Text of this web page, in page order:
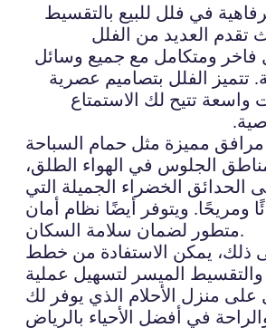
في فلل للبيع بالتقسيط
تقدم العديد من الفلل
ومتكامل مع جميع وسائل
تتميز الفلل بتصاميم عصرية
تتيح لك الاستمتاع
مميزة مثل حمام السباحة
الجلوس في الهواء الطلق،
الحدائق الخضراء الجميلة التي
ومريحًا. ويتوفر أيضًا نظام أمان
متطور لضمان سلامة السكان.
ذلك، يمكن الاستفادة من خطط
والتقسيط الميسر لتسهيل عملية
منزل الأحلام الذي يوفر لك
في أفضل الأحياء بالرياض